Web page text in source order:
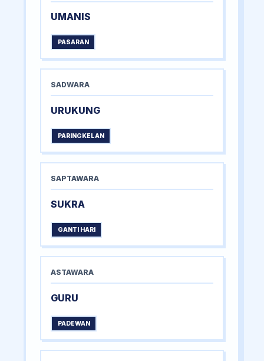
UMANIS
PASARAN
SADWARA
URUKUNG
PARINGKELAN
SAPTAWARA
SUKRA
GANTI HARI
ASTAWARA
GURU
PADEWAN